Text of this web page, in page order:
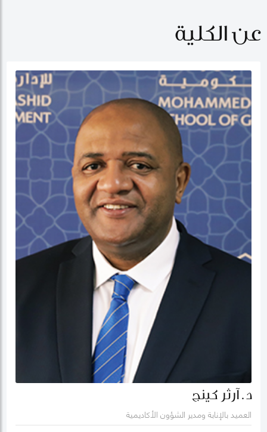
عن الكلية
د. آرثر كينج
العميد بالإنابة ومدير الشؤون الأكاديمية